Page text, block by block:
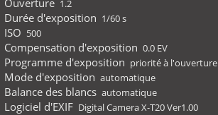
Ouverture 1.2
Durée d'exposition 1/60 s
ISO 500
Compensation d'exposition 0.0 EV
Programme d'exposition priorité à l'ouverture
Mode d'exposition automatique
Balance des blancs automatique
Logiciel d'EXIF Digital Camera X-T20 Ver1.00